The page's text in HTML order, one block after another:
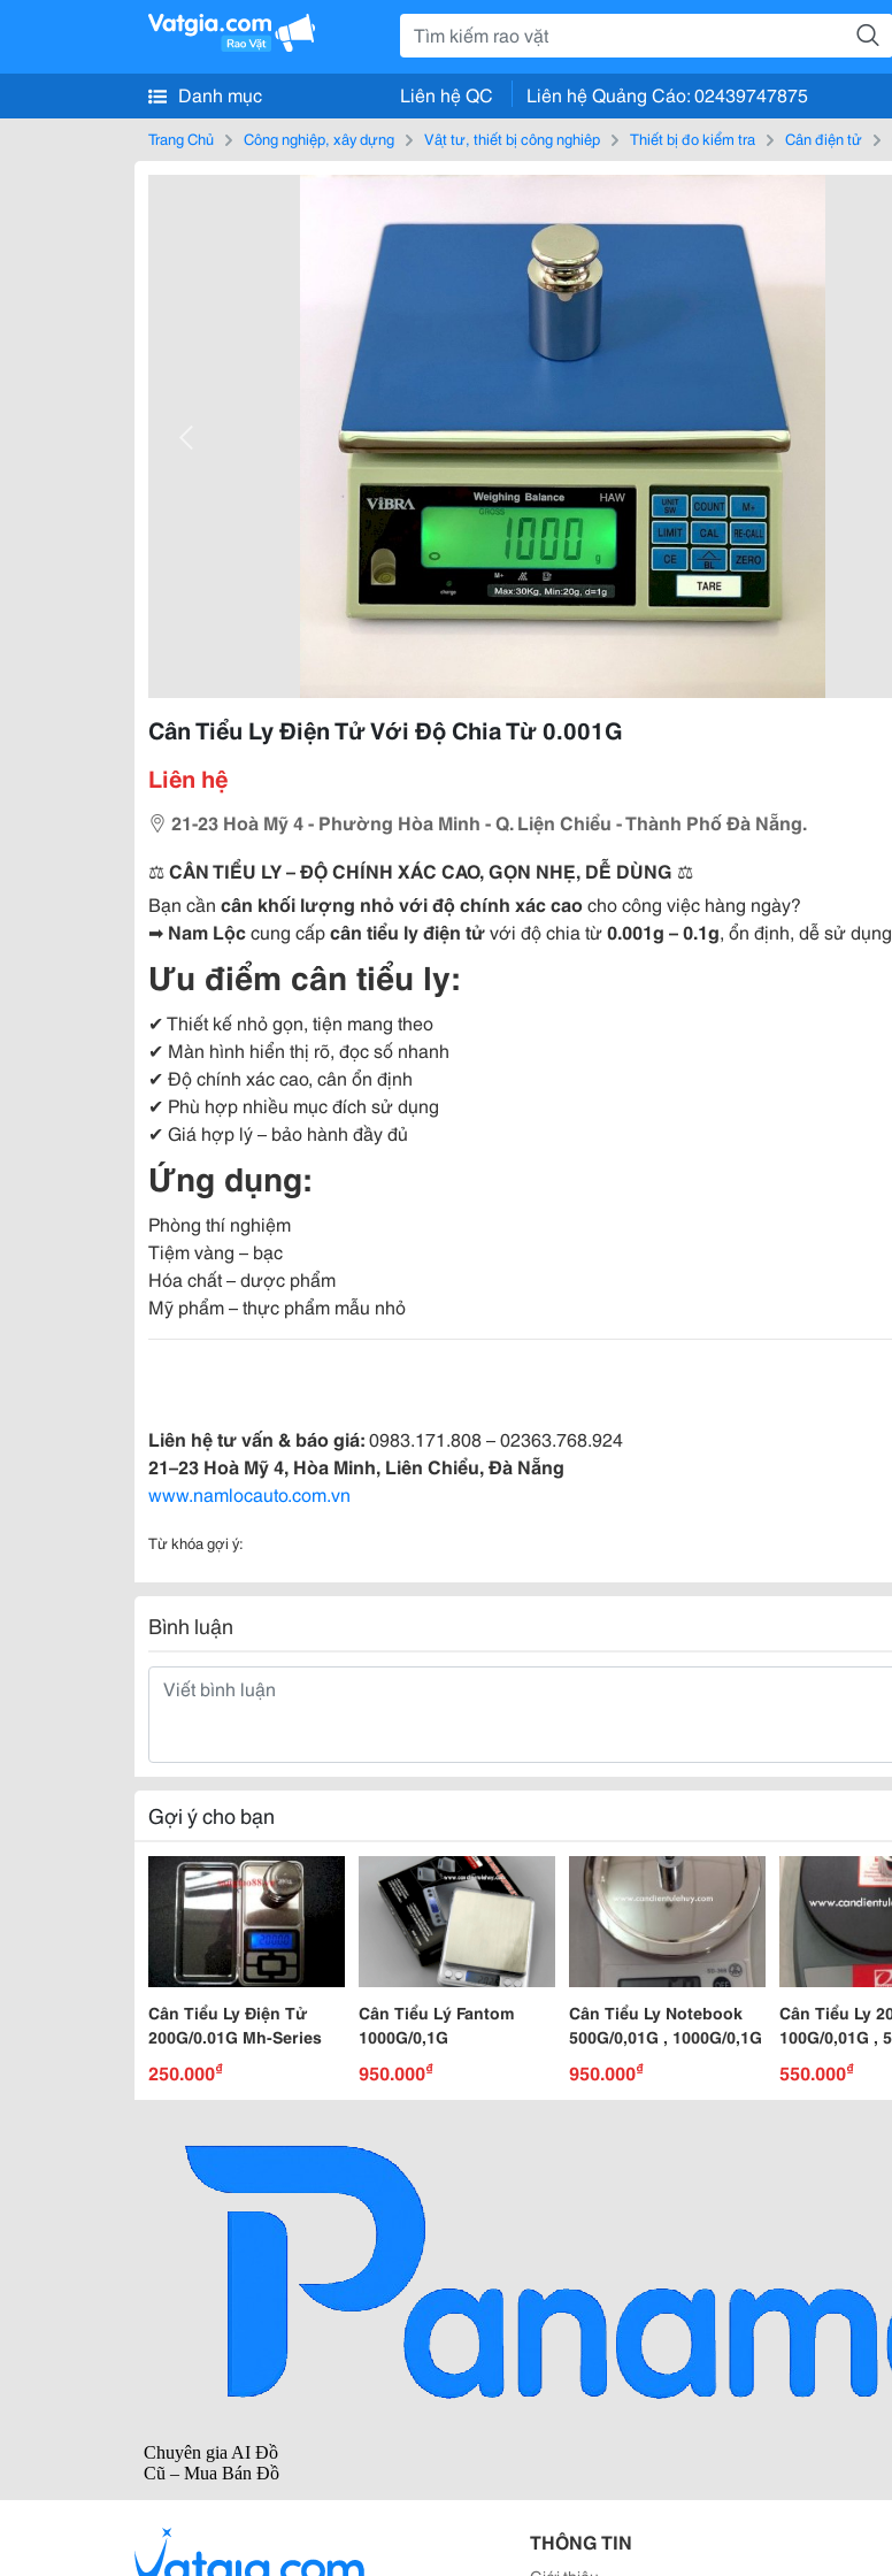
Danh mục Liên hệ QC Liên hệ Quảng Cáo: 02439747875
Trang Chủ Công nghiệp, xây dựng Vật tư, thiết bị công nghiệp Thiết bị đo kiểm tra Cân điện tử
Cân Tiểu Ly Điện Tử Với Độ Chia Từ 0.001G
Liên hệ
21-23 Hoà Mỹ 4 - Phường Hòa Minh - Q. Liện Chiểu - Thành Phố Đà Nẵng.
⚖️CÂN TIỂU LY – ĐỘ CHÍNH XÁC CAO, GỌN NHẸ, DỄ DÙNG ⚖️
Bạn cần cân khối lượng nhỏ với độ chính xác caocho công việc hàng ngày?
➡ Nam Lộccung cấpcân tiểu ly điện tửvới độ chia từ0.001g – 0.1g, ổn định, dễ sử
Ưu điểm cân tiểu ly:
✔ Thiết kế nhỏ gọn, tiện mang theo
✔ Màn hình hiển thị rõ, đọc số nhanh
✔ Độ chính xác cao, cân ổn định
✔ Phù hợp nhiều mục đích sử dụng
✔ Giá hợp lý – bảo hành đầy đủ
Ứng dụng:
Phòng thí nghiệm
Tiệm vàng – bạc
Hóa chất – dược phẩm
Mỹ phẩm – thực phẩm mẫu nhỏ
Liên hệ tư vấn & báo giá:0983.171.808 – 02363.768.924
21–23 Hoà Mỹ 4, Hòa Minh, Liên Chiểu, Đà Nẵng
www.namlocauto.com.vn
Từ khóa gợi ý:
Bình luận
Gợi ý cho bạn
Cân Tiểu Ly Điện Tử
200G/0.01G Mh-Series
250.000₫
Cân Tiểu Lý Fantom
1000G/0,1G
950.000₫
Cân Tiểu Ly Notebook
500G/0,01G , 1000G/0,1G
950.000₫
Cân Tiểu Ly
100G/0,01G ,
500K
550.000₫
THÔNG TIN